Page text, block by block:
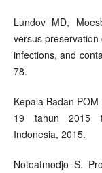
Lundov MD,
versus
infections, and
78.
Kepala Badan
19 tahun 2015
Indonesia, 2015.
Notoatmodjo S.